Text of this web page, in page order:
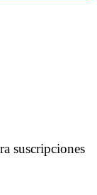
suscripciones